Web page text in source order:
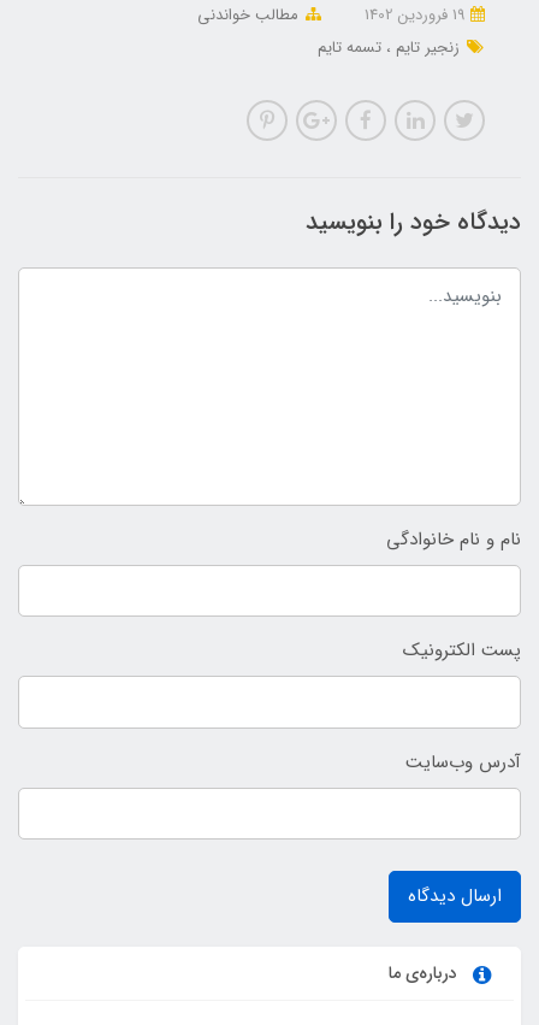
مطالب خواندنی
زنجیر تایم
تسمه تایم
دیدگاه خود را بنویسید
نام و نام خانوادگی
پست الکترونیک
آدرس وب‌سایت
ارسال دیدگاه
درباره‌ی ما